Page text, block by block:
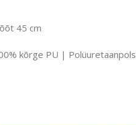
45 cm
kõrge PU |